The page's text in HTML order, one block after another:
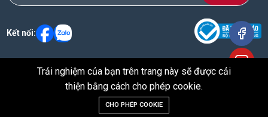
Kết nối:
© 2024 Công ty Cổ Phần Norsel Pharma Vietnam Số ĐKKD 0317992184 cấp
ngày 15/08/2023 tại Sở Kế hoạch Đầu tư TPHCM - Người quản lý nội dung:
Trần Quang Vũ
Trải nghiệm của bạn trên trang này sẽ được cải
thiện bằng cách cho phép cookie.
CHO PHÉP COOKIE